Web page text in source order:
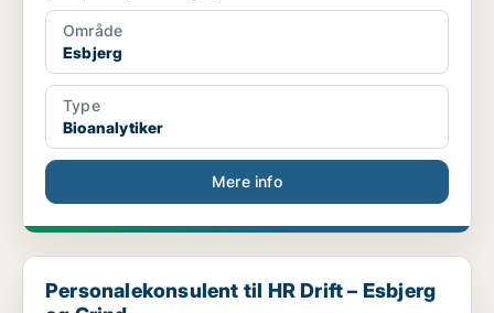
Område
Esbjerg
Type
Bioanalytiker
Mere info
Personalekonsulent til HR Drift – Esbjerg og Grind...
Personalekonsulent til HR Drift – Esbjerg